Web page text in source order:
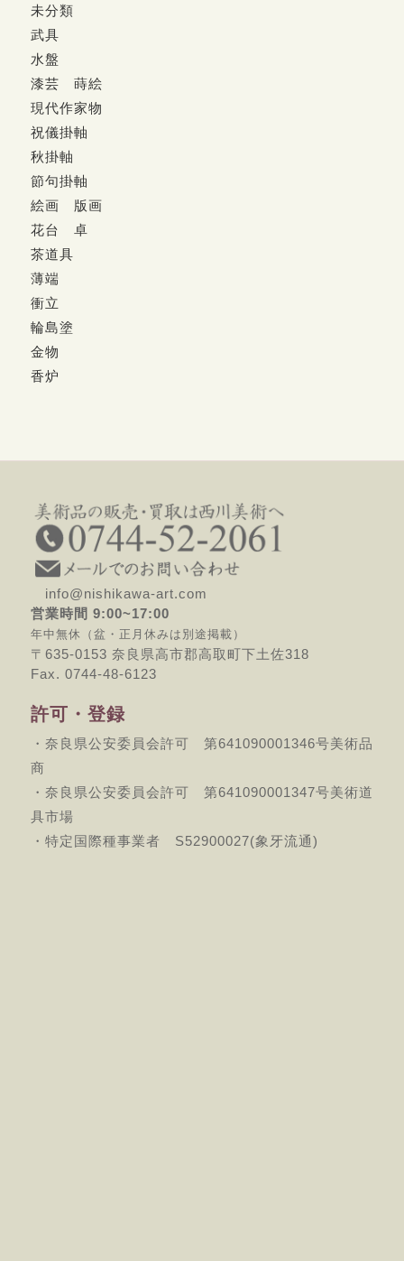
未分類
武具
水盤
漆芸 蒔絵
現代作家物
祝儀掛軸
秋掛軸
節句掛軸
絵画 版画
花台 卓
茶道具
薄端
衝立
輪島塗
金物
香炉
info@nishikawa-art.com
営業時間 9:00~17:00
年中無休（盆・正月休みは別途掲載）
〒635-0153 奈良県高市郡高取町下土佐318
Fax. 0744-48-6123
許可・登録
・奈良県公安委員会許可 第641090001346号美術品
商
・奈良県公安委員会許可 第641090001347号美術道
具市場
・特定国際種事業者 S52900027(象牙流通)